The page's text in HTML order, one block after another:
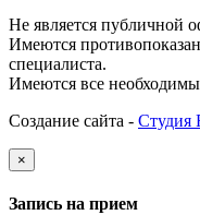
Не является публичной
Имеются
специалиста.
Имеются все
Создание сайта - Студия
×
Запись на прием